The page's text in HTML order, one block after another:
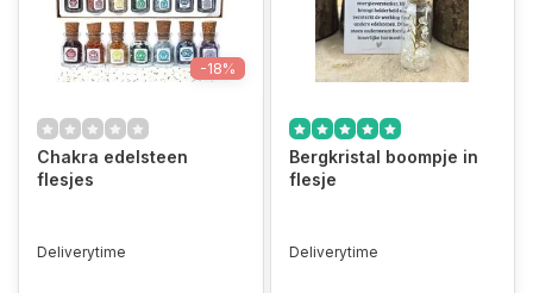
-18%
Chakra edelsteen
flesjes
Deliverytime
Bergkristal boompje in
flesje
Deliverytime